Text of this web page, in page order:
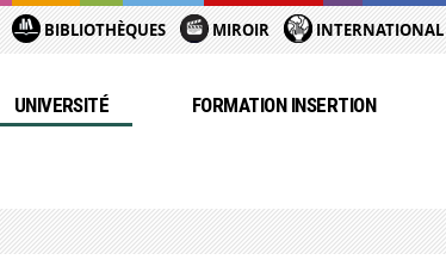
BIBLIOTHÈQUES MIROIR INTERNATIONAL
UNIVERSITÉ FORMATION INSERTION